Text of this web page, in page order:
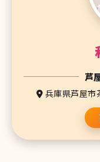
芦
兵庫県芦屋市